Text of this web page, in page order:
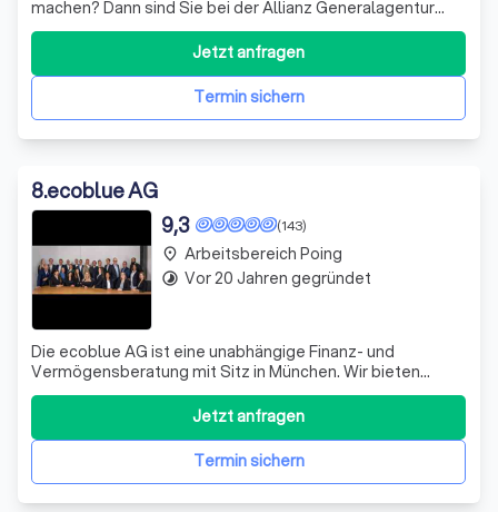
machen? Dann sind Sie bei der Allianz Generalagentur
Christoph Ziegler richtig! Unser Credo: Wir vertreten Ihre
Interessen und verstehen uns dabei als Ihr Anwalt. Wir
sind Ihre sachkundigen Partner mit einer Erfahrung von
fast 40 Jahren für V
Termin sichern
Jetzt anfragen
8.ecoblue AG
(143)
9,3
Die ecoblue AG ist eine unabhängige Finanz- und
Vermögensberatung mit Sitz in München. Wir bieten
maßgeschneiderte Lösungen für vielfältige finanzielle
Fragestellungen rund um Investments, Immobilien,
Finanzierungen, Versicherungen und Beteiligungen. Unser
Ziel ist es, Ihnen Ruhe, Transparenz und Si
Termin sichern
Jetzt anfragen
place Arbeitsbereich Poing
timelapse Vor 20 Jahren gegründet